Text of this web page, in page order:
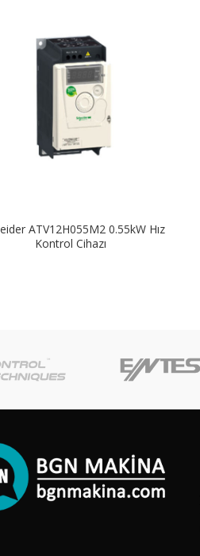
ATV12H055M2 0.55kW Hız
Kontrol Cihazı